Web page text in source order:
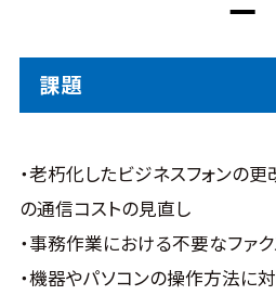
課題
・老朽化したビジネスフォンの
の通信コストの見直し
・事務作業における不要なファ
・機器やパソコンの操作方法に